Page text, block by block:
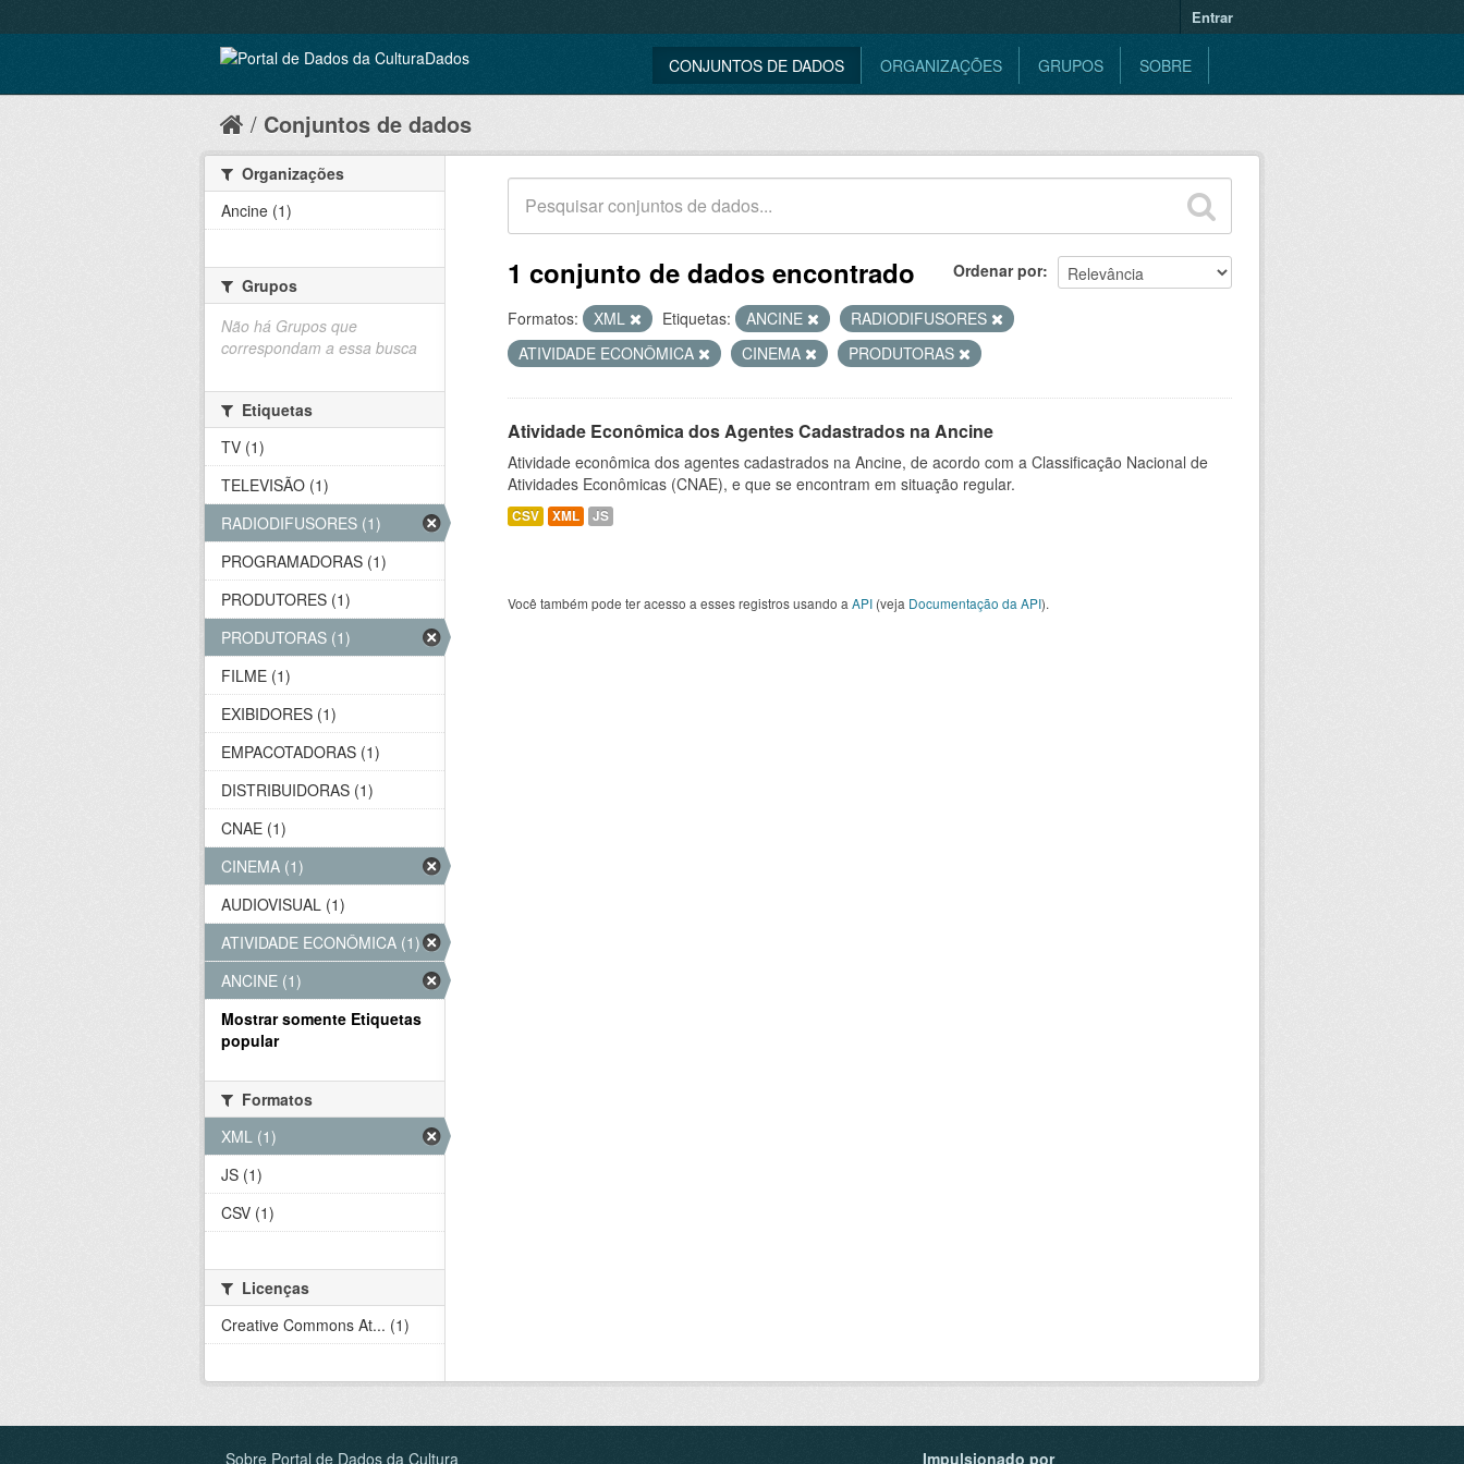
Entrar
CONJUNTOS DE DADOS ORGANIZAÇÕES GRUPOS SOBRE
Conjuntos de dados
Ordenar por
1 conjunto de dados encontrado
Formatos: XML Etiquetas: ANCINE
RADIODIFUSORES
ATIVIDADE ECONÔMICA
CINEMA PRODUTORAS
Atividade Econômica dos Agentes Cadastrados na Ancine
Atividade econômica dos agentes cadastrados na Ancine, de acordo com a Classificação Nacional de
Atividades Econômicas (CNAE), e que se encontram em situação regular.
CSV XML JS
Você também pode ter acesso a esses registros usando a API (veja Documentação da API).
Organizações
Ancine (1)
Grupos
Não há Grupos que
correspondam a essa busca
Etiquetas
TV (1)
TELEVISÃO (1)
RADIODIFUSORES (1)
PROGRAMADORAS (1)
PRODUTORES (1)
PRODUTORAS (1)
FILME (1)
EXIBIDORES (1)
EMPACOTADORAS (1)
DISTRIBUIDORAS (1)
CNAE (1)
CINEMA (1)
AUDIOVISUAL (1)
ATIVIDADE ECONÔMICA (1)
ANCINE (1)
Mostrar somente Etiquetas
popular
Formatos
XML (1)
JS (1)
CSV (1)
Licenças
Creative Commons At... (1)
Sobre Portal de Dados da Cultura Impulsionado por